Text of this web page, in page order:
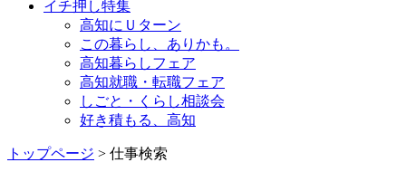
イチ押し特集
高知にＵターン
この暮らし、ありかも。
高知暮らしフェア
高知就職・転職フェア
しごと・くらし相談会
好き積もる、高知
トップページ > 仕事検索